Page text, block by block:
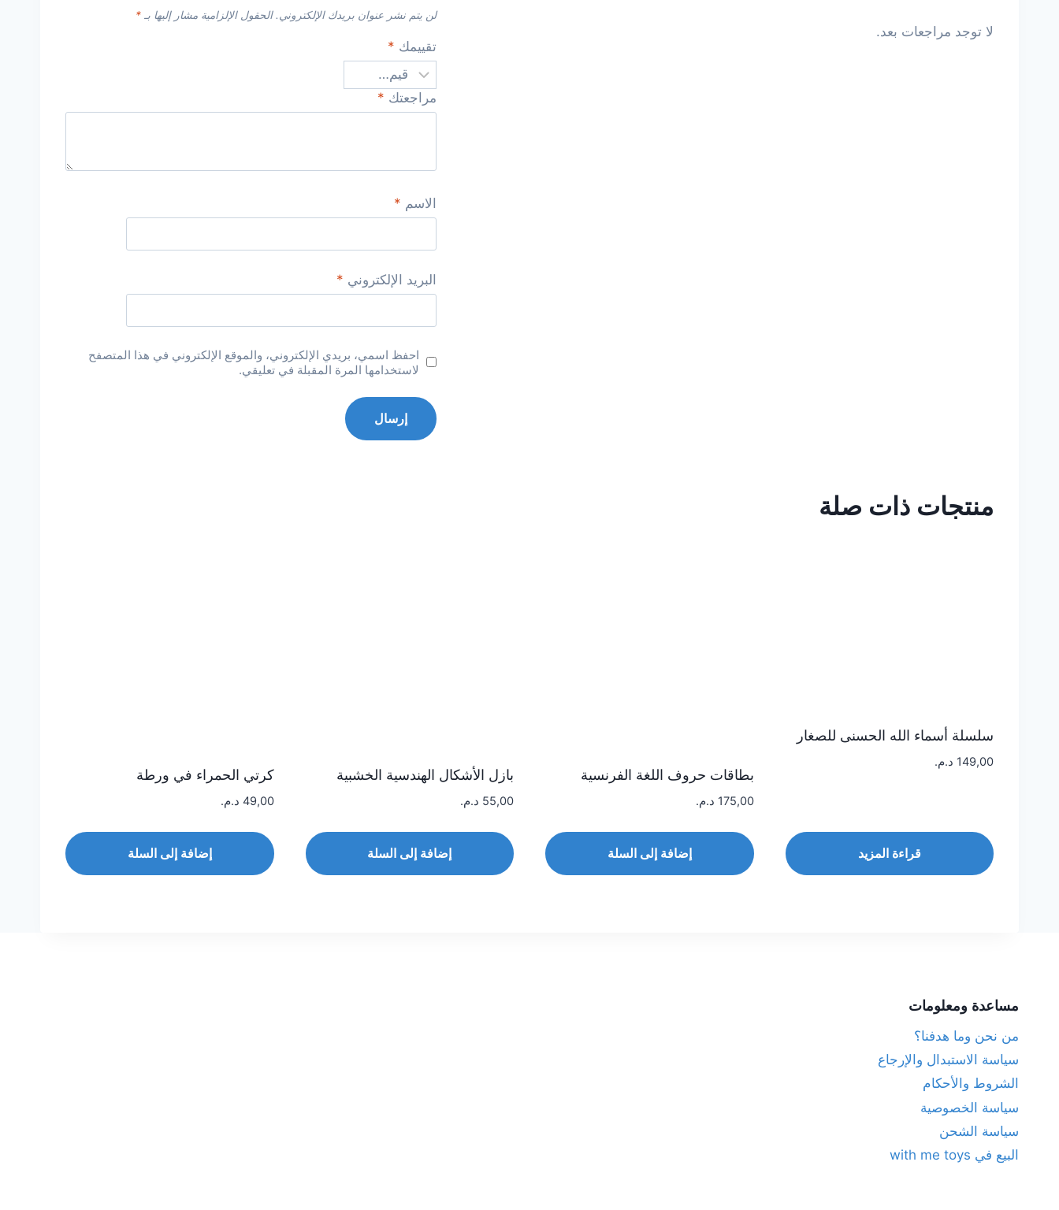
لا توجد مراجعات بعد.
لن يتم نشر عنوان بريدك الإلكتروني. الحقول الإلزامية مشار إليها بـ *
تقييمك *
مراجعتك *
الاسم *
البريد الإلكتروني *
احفظ اسمي، بريدي الإلكتروني، والموقع الإلكتروني في هذا المتصفح
لاستخدامها المرة المقبلة في تعليقي.
منتجات ذات صلة
سلسلة أسماء الله الحسنى للصغار
149,00 د.م.
قراءة المزيد
بطاقات حروف اللغة الفرنسية
175,00 د.م.
إضافة إلى السلة
بازل الأشكال الهندسية الخشبية
55,00 د.م.
إضافة إلى السلة
كرتي الحمراء في ورطة
49,00 د.م.
إضافة إلى السلة
مساعدة ومعلومات
من نحن وما هدفنا؟
سياسة الاستبدال والإرجاع
الشروط والأحكام
سياسة الخصوصية
سياسة الشحن
البيع في with me toys